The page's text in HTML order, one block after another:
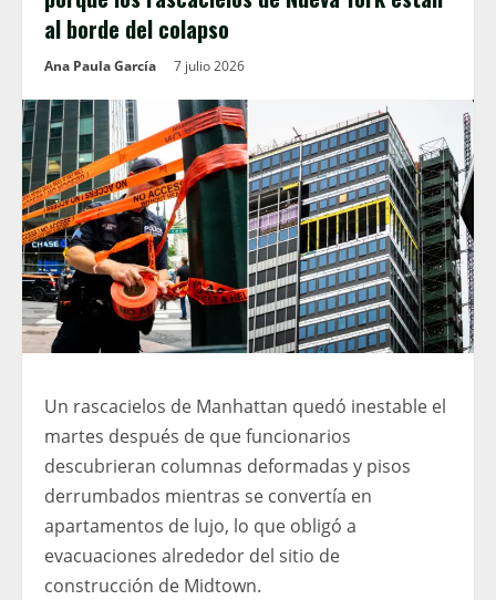
al borde del colapso
Ana Paula García 7 julio 2026
Un rascacielos de Manhattan quedó inestable el
martes después de que funcionarios
descubrieran columnas deformadas y pisos
derrumbados mientras se convertía en
apartamentos de lujo, lo que obligó a
evacuaciones alrededor del sitio de
construcción de Midtown.